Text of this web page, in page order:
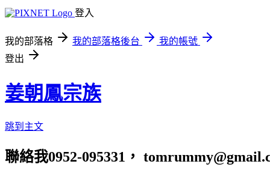
登入
我的部落格 我的部落格後台
我的帳號
登出
姜朝鳳宗族
跳到主文
聯絡我0952-095331，